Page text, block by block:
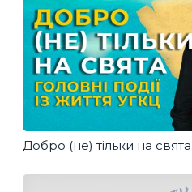
Добро (не) тільки на